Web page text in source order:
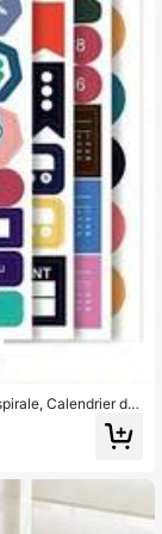
Calendrier de
gestion du temps